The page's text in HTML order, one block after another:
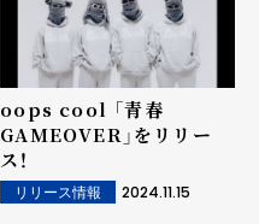
oops cool 「青春
GAMEOVER」をリリー
ス！
リリース情報 2024.11.15